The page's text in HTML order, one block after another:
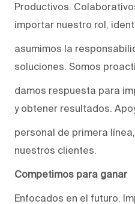
Productivos.
importar nuestro rol,
asumimos la
soluciones. Somos
damos respuesta para
y obtener resultados.
personal de primera
nuestros clientes.
Competimos para ganar
Enfocados en el futuro.